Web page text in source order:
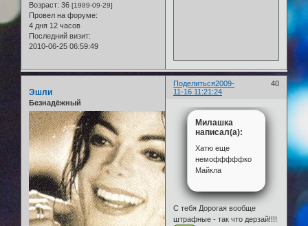
Возраст: 36 [1989-09-29]
Провел на форуме:
4 дня 12 часов
Последний визит:
2010-06-25 06:59:49
Поделиться 40
2009-
11-16 11:21:24
Эшли
Безнадёжный
Милашка
написал(а):
Хатю еще
немофффффко
Майкла
С тебя Дорогая вообще
штрафные - так что дерзай!!!!